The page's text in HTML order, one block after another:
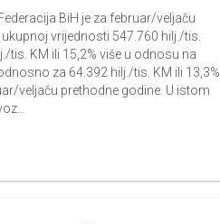
BiH je za februar/veljaču
vrijednosti 547.760 hilj./tis.
tis. KM ili 15,2% više u odnosu na
za 64.392 hilj./tis. KM ili 13,3%
veljaču prethodne godine. U istom